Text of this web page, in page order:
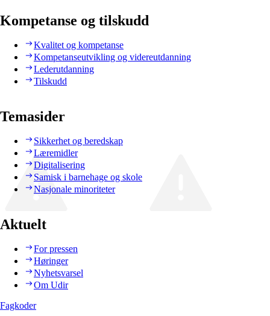
Kompetanse og tilskudd
Kvalitet og kompetanse
Kompetanseutvikling og videreutdanning
Lederutdanning
Tilskudd
Temasider
Sikkerhet og beredskap
Læremidler
Digitalisering
Samisk i barnehage og skole
Nasjonale minoriteter
Aktuelt
For pressen
Høringer
Nyhetsvarsel
Om Udir
Fagkoder